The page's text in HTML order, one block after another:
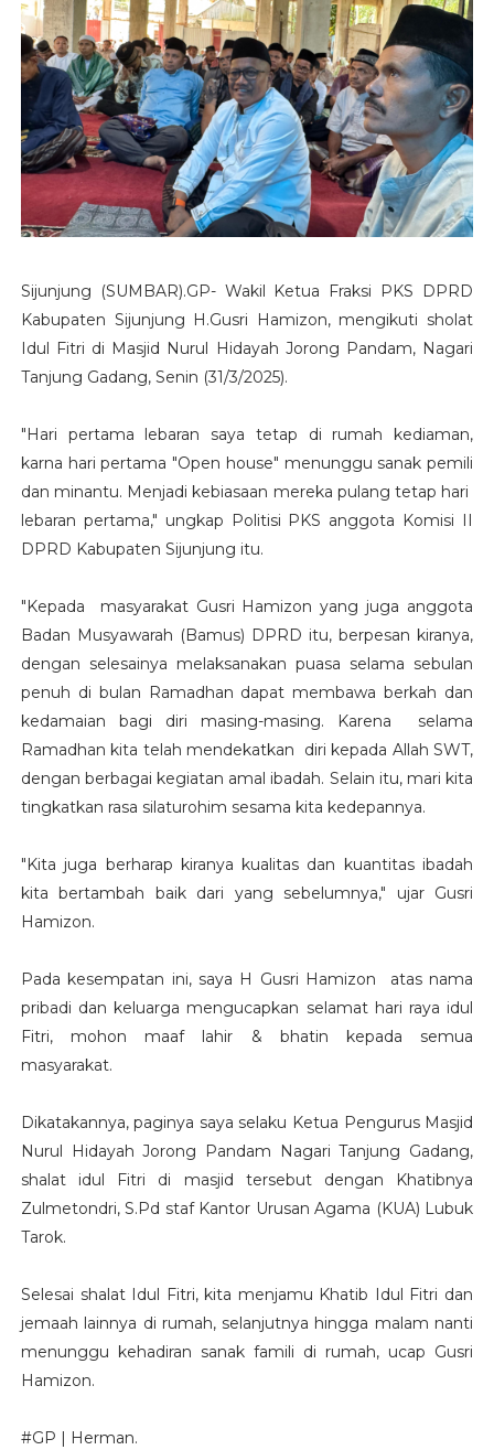
Sijunjung (SUMBAR).GP- Wakil Ketua Fraksi PKS DPRD
Kabupaten Sijunjung H.Gusri Hamizon, mengikuti sholat
Idul Fitri di Masjid Nurul Hidayah Jorong Pandam, Nagari
Tanjung Gadang, Senin (31/3/2025).
"Hari pertama lebaran saya tetap di rumah kediaman,
karna hari pertama "Open house" menunggu sanak pemili
dan minantu. Menjadi kebiasaan mereka pulang tetap hari
lebaran pertama," ungkap Politisi PKS anggota Komisi II
DPRD Kabupaten Sijunjung itu.
"Kepada masyarakat Gusri Hamizon yang juga anggota
Badan Musyawarah (Bamus) DPRD itu, berpesan kiranya,
dengan selesainya melaksanakan puasa selama sebulan
penuh di bulan Ramadhan dapat membawa berkah dan
kedamaian bagi diri masing-masing. Karena selama
Ramadhan kita telah mendekatkan diri kepada Allah SWT,
dengan berbagai kegiatan amal ibadah. Selain itu, mari kita
tingkatkan rasa silaturohim sesama kita kedepannya.
"Kita juga berharap kiranya kualitas dan kuantitas ibadah
kita bertambah baik dari yang sebelumnya," ujar Gusri
Hamizon.
Pada kesempatan ini, saya H Gusri Hamizon atas nama
pribadi dan keluarga mengucapkan selamat hari raya idul
Fitri, mohon maaf lahir & bhatin kepada semua
masyarakat.
Dikatakannya, paginya saya selaku Ketua Pengurus Masjid
Nurul Hidayah Jorong Pandam Nagari Tanjung Gadang,
shalat idul Fitri di masjid tersebut dengan Khatibnya
Zulmetondri, S.Pd staf Kantor Urusan Agama (KUA) Lubuk
Tarok.
Selesai shalat Idul Fitri, kita menjamu Khatib Idul Fitri dan
jemaah lainnya di rumah, selanjutnya hingga malam nanti
menunggu kehadiran sanak famili di rumah, ucap Gusri
Hamizon.
#GP | Herman.